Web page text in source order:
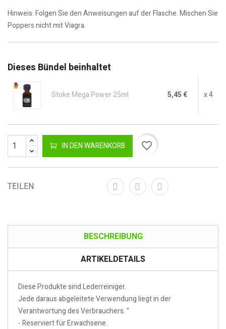
Hinweis: Folgen Sie den Anweisungen auf der Flasche. Mischen Sie
Poppers nicht mit Viagra.
Dieses Bündel beinhaltet
Stoke Mega Power 25ml 5,45 € x 4
IN DEN WARENKORB favorite_border
TEILEN
BESCHREIBUNG
ARTIKELDETAILS
Diese Produkte sind Lederreiniger.
Jede daraus abgeleitete Verwendung liegt in der
Verantwortung des Verbrauchers. "
- Reserviert für Erwachsene.